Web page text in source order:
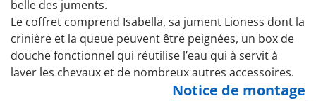
belle des juments.
Le coffret comprend Isabella, sa jument Lioness dont la
crinière et la queue peuvent être peignées, un box de
douche fonctionnel qui réutilise l’eau qui à servit à
laver les chevaux et de nombreux autres accessoires.
Notice de montage